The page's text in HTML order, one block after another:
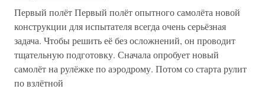
Первый полёт Первый полёт опытного самолёта новой
конструкции для испытателя всегда очень серьёзная
задача. Чтобы решить её без осложнений, он проводит
тщательную подготовку. Сначала опробует новый
самолёт на рулёжке по аэродрому. Потом со старта рулит
по взлётной